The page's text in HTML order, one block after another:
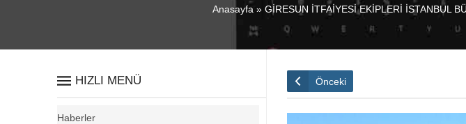
Anasayfa » GİRESUN İTFAİYESİ EKİPLERİ İSTANBUL
Önceki
HIZLI MENÜ
Haberler